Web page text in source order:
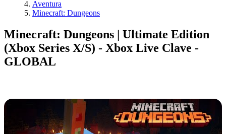
Aventura
Minecraft: Dungeons
Minecraft: Dungeons | Ultimate Edition
(Xbox Series X/S) - Xbox Live Clave -
GLOBAL